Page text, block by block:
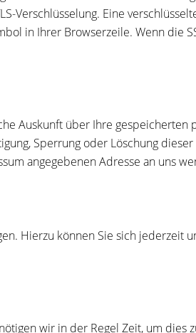
Verschlüsselung. Eine
in Ihrer Browserzeile. Wenn die
Auskunft über Ihre gespeicherten
Sperrung oder Löschung
angegebenen Adresse an uns
Hierzu können Sie sich jederzeit
wir in der Regel Zeit, um dies